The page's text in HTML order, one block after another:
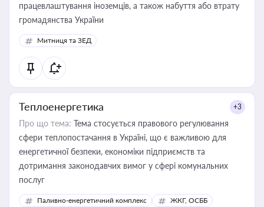
працевлаштування іноземців, а також набуття або втрату
громадянства України
Митниця та ЗЕД
Теплоенергетика +3
Про що тема: Тема стосується правового регулювання
сфери теплопостачання в Україні, що є важливою для
енергетичної безпеки, економіки підприємств та
дотримання законодавчих вимог у сфері комунальних
послуг
Паливно-енергетичний комплекс ЖКГ, ОСББ